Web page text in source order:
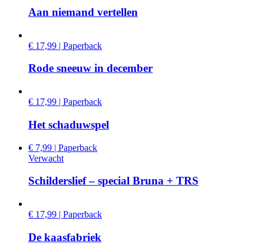
Aan niemand vertellen
€ 17,99 | Paperback
Rode sneeuw in december
€ 17,99 | Paperback
Het schaduwspel
€ 7,99 | Paperback
Verwacht
Schilderslief – special Bruna + TRS
€ 17,99 | Paperback
De kaasfabriek